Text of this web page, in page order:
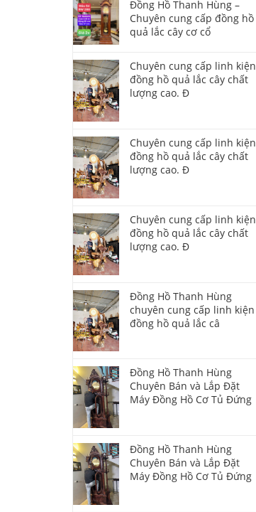
Đồng Hồ Thanh Hùng –
Chuyên cung cấp đồng hồ
quả lắc cây cơ cổ
Chuyên cung cấp linh kiện
đồng hồ quả lắc cây chất
lượng cao. Đ
Chuyên cung cấp linh kiện
đồng hồ quả lắc cây chất
lượng cao. Đ
Chuyên cung cấp linh kiện
đồng hồ quả lắc cây chất
lượng cao. Đ
Đồng Hồ Thanh Hùng
chuyên cung cấp linh kiện
đồng hồ quả lắc câ
Đồng Hồ Thanh Hùng
Chuyên Bán và Lắp Đặt
Máy Đồng Hồ Cơ Tủ Đứng
Đồng Hồ Thanh Hùng
Chuyên Bán và Lắp Đặt
Máy Đồng Hồ Cơ Tủ Đứng